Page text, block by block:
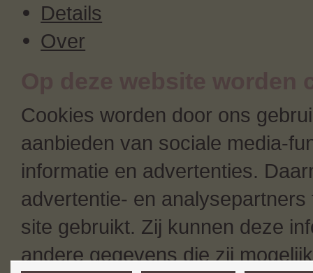
Details
Over
Op deze website worden
Cookies worden door ons
aanbieden van sociale media-
informatie en advertenties.
advertentie- en
site gebruikt. Zij kunnen deze
andere gegevens die zij